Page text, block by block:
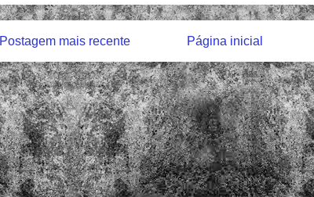
Postagem mais recente Página inicial